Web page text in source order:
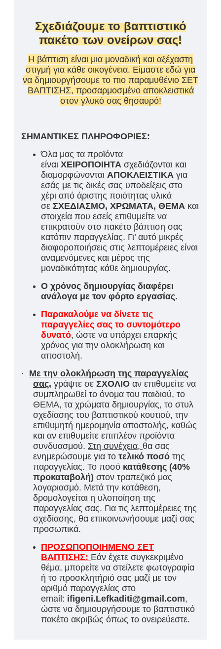
Σχεδιάζουμε το βαπτιστικό
πακέτο των ονείρων σας!
Η βάπτιση είναι μια μοναδική και αξέχαστη
στιγμή για κάθε οικογένεια. Είμαστε εδώ για
να δημιουργήσουμε το πιο παραμυθένιο ΣΕΤ
ΒΑΠΤΙΣΗΣ, προσαρμοσμένο αποκλειστικά
στον γλυκό σας θησαυρό!
ΣΗΜΑΝΤΙΚΕΣ ΠΛΗΡΟΦΟΡΙΕΣ:
Όλα μας τα προϊόντα
είναι ΧΕΙΡΟΠΟΙΗΤΑ σχεδιάζονται και
διαμορφώνονται ΑΠΟΚΛΕΙΣΤΙΚΑ για
εσάς με τις δικές σας υποδείξεις στο
χέρι από άριστης ποιότητας υλικά
σε ΣΧΕΔΙΑΣΜΟ, ΧΡΩΜΑΤΑ, ΘΕΜΑ και
στοιχεία που εσείς επιθυμείτε να
επικρατούν στο πακέτο βάπτιση σας
κατόπιν παραγγελίας. Γι’ αυτό μικρές
διαφοροποιήσεις στις λεπτομέρειες είναι
αναμενόμενες και μέρος της
μοναδικότητας κάθε δημιουργίας.
Ο χρόνος δημιουργίας διαφέρει
ανάλογα με τον φόρτο εργασίας.
Παρακαλούμε να δίνετε τις
παραγγελίες σας το συντομότερο
δυνατό, ώστε να υπάρχει επαρκής
χρόνος για την ολοκλήρωση και
αποστολή.
·
Με την ολοκλήρωση της παραγγελίας
σας, γράψτε σε ΣΧΟΛΙΟ αν επιθυμείτε να
συμπληρωθεί το όνομα του παιδιού, το
ΘΕΜΑ, τα χρώματα δημιουργίας, το στυλ
σχεδίασης του βαπτιστικού κουτιού, την
επιθυμητή ημερομηνία αποστολής, καθώς
και αν επιθυμείτε επιπλέον προϊόντα
συνδυασμού. Στη συνέχεια, θα σας
ενημερώσουμε για το τελικό ποσό της
παραγγελίας. Το ποσό κατάθεσης (40%
προκαταβολή) στον τραπεζικό μας
λογαριασμό. Μετά την κατάθεση,
δρομολογείται η υλοποίηση της
παραγγελίας σας. Για τις λεπτομέρειες της
σχεδίασης, θα επικοινωνήσουμε μαζί σας
προσωπικά.
ΠΡΟΣΩΠΟΠΟΙΗΜΕΝΟ ΣΕΤ
ΒΑΠΤΙΣΗΣ: Εάν έχετε συγκεκριμένο
θέμα, μπορείτε να στείλετε φωτογραφία
ή το προσκλητήριό σας μαζί με τον
αριθμό παραγγελίας στο
email: ifigeni.Lefkaditi@gmail.com,
ώστε να δημιουργήσουμε το βαπτιστικό
πακέτο ακριβώς όπως το ονειρεύεστε.